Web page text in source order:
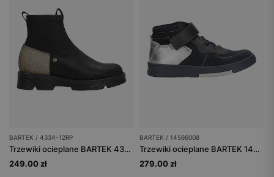
BARTEK / 4334-12RP
Trzewiki ocieplane BARTEK 4334-12RP, dla dziewcząt, czarno-złoty
249.00 zł
BARTEK / 14566008
Trzewiki ocieplane BARTEK 14566008, dla dziewcząt, granatowo-srebrny
279.00 zł